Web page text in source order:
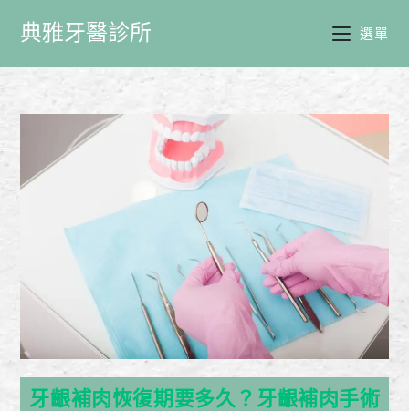
典雅牙醫診所 選單
牙齦補肉恢復期要多久？牙齦補肉手術